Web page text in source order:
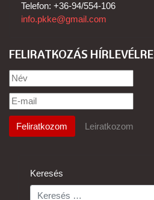
Telefon: +36-94/554-106
info.pkke@gmail.com
FELIRATKOZÁS HÍRLEVÉLRE
Keresés